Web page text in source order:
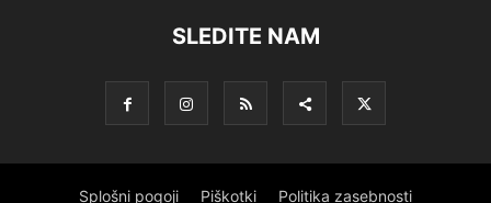
SLEDITE NAM
Splošni pogoji Piškotki Politika zasebnosti